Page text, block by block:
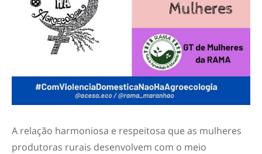
A relação harmoniosa e respeitosa que as mulheres
produtoras rurais desenvolvem com o meio